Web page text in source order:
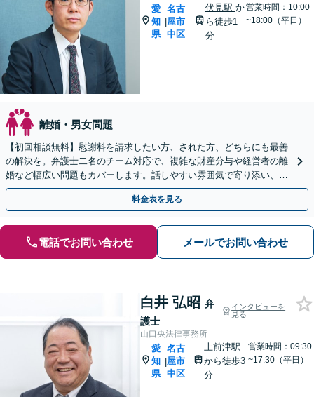
愛
知
県
|
名古
屋市
中区
伏見駅 か
ら徒歩1
分
営業時間：10:00
~18:00（平日）
離婚・男女問題
【初回相談無料】慰謝料を請求したい方、された方、どちらにも最善
の解決を。弁護士二名のチーム対応で、複雑な財産分与や経営者の離
婚など幅広い問題もカバーします。話しやすい雰囲気で寄り添い、専
門家として確かな方針を導きます。まずはご相談を。
料金表を見る
電話でお問い合わせ メールでお問い合わせ
白井 弘昭 弁
護士
インタビューを
見る
山口央法律事務所
愛
知
県
|
名古
屋市
中区
上前津駅
から徒歩3
分
営業時間：09:30
~17:30（平日）